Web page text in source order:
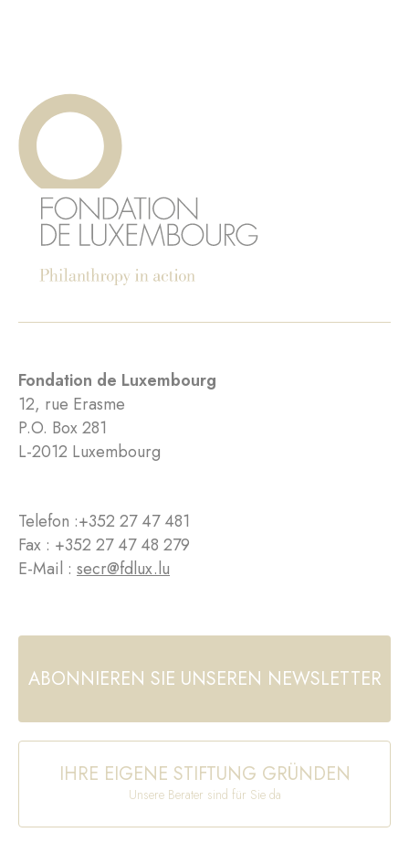
Fondation de Luxembourg
12, rue Erasme
P.O. Box 281
L-2012 Luxembourg
Telefon :+352 27 47 481
Fax : +352 27 47 48 279
E-Mail : secr@fdlux.lu
ABONNIEREN SIE UNSEREN NEWSLETTER
IHRE EIGENE STIFTUNG GRÜNDEN
Unsere Berater sind für Sie da